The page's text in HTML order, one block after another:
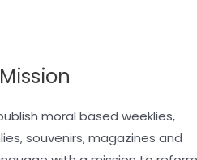
moral based weeklies,
souvenirs, magazines and